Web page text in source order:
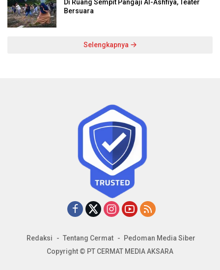
Di Ruang Sempit Pangaji Al-Ashfiya, Teater
Bersuara
Selengkapnya
Redaksi Tentang Cermat
Pedoman Media Siber
Copyright © PT CERMAT MEDIA AKSARA